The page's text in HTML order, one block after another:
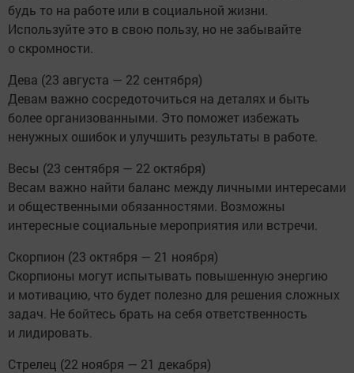
будь то на работе или в социальной жизни.
Используйте это в свою пользу, но не забывайте
о скромности.
Дева (23 августа — 22 сентября)
Девам важно сосредоточиться на деталях и быть
более организованными. Это поможет избежать
ненужных ошибок и улучшить результаты в работе.
Весы (23 сентября — 22 октября)
Весам важно найти баланс между личными интересами
и общественными обязанностями. Возможны
интересные социальные мероприятия или встречи.
Скорпион (23 октября — 21 ноября)
Скорпионы могут испытывать повышенную энергию
и мотивацию, что будет полезно для решения сложных
задач. Не бойтесь брать на себя ответственность
и лидировать.
Стрелец (22 ноября — 21 декабря)